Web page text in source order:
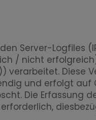
Server-Logfiles
/ nicht
verarbeitet.
und erfolgt auf
Die Erfassung